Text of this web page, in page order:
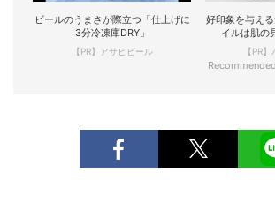
ビールのうまさが際立つ「仕上げに
3分冷凍庫DRY」
【PR】アサヒビール
好印象を与え
イルは肌の
【PR